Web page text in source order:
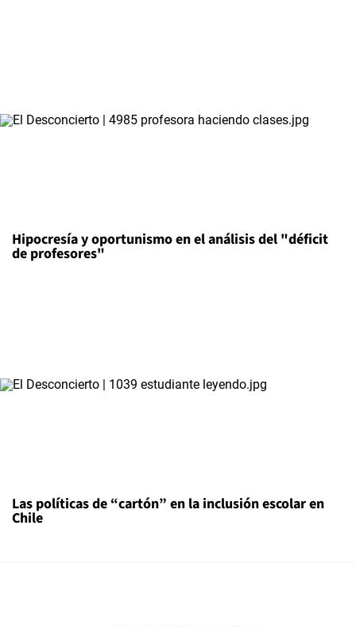
Hipocresía y oportunismo en el análisis del "déficit
de profesores"
Las políticas de “cartón” en la inclusión escolar en
Chile